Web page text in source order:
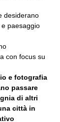
desiderano
paesaggio
con focus su
e fotografia
passare
di altri
città in